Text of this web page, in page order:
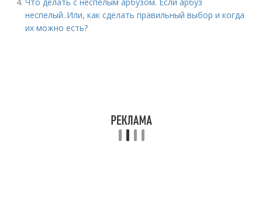
неспелый..Или, как сделать правильный выбор и когда
их можно есть?